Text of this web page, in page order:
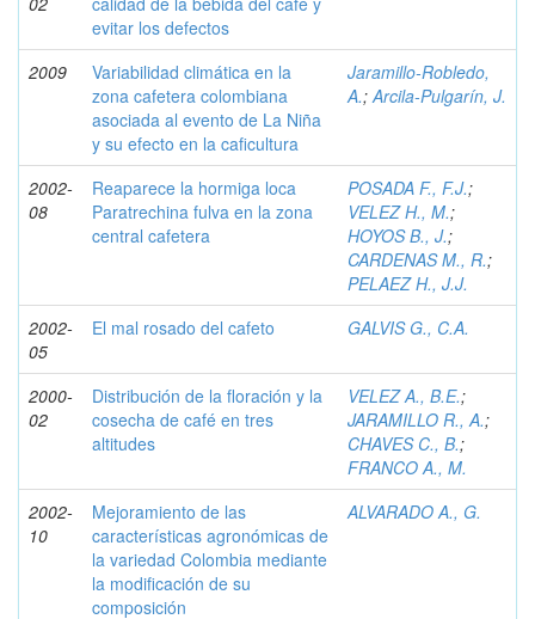
evitar los defectos
2009
Variabilidad climática en la
zona cafetera colombiana
asociada al evento de La Niña
y su efecto en la caficultura
Jaramillo-Robledo,
A.;Arcila-Pulgarín, J.
2002-
08
Reaparece la hormiga loca
Paratrechina fulva en la zona
central cafetera
POSADA F., F.J.;
VELEZ H., M.;
HOYOS B., J.;
CARDENAS M., R.;
PELAEZ H., J.J.
2002-
05
El mal rosado del cafeto GALVIS G., C.A.
2000-
02
Distribución de la floración y la
cosecha de café en tres
altitudes
VELEZ A., B.E.;
JARAMILLO R., A.;
CHAVES C., B.;
FRANCO A., M.
2002-
10
Mejoramiento de las
características agronómicas de
la variedad Colombia mediante
la modificación de su
composición
ALVARADO A., G.